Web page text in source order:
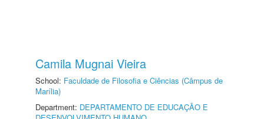
Camila Mugnai Vieira
School: Faculdade de Filosofia e Ciências (Câmpus de
Marília)
Department: DEPARTAMENTO DE EDUCAÇÃO E